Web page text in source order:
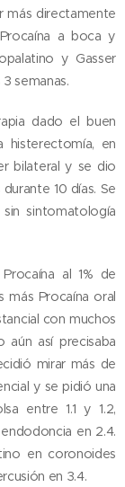
más directamente
a boca y
y Gasser
semanas.
dado el buen
en
bilateral y se dio
10 días. Se
sintomatología
al 1% de
más Procaína oral
con muchos
aún así precisaba
mirar más de
y se pidió una
entre 1.1 y 1.2,
en 2.4.
en coronoides
en 3.4.